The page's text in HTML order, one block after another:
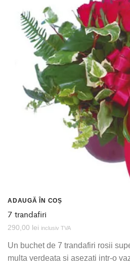
ADAUGĂ ÎN COȘ
7 trandafiri
290,00 lei inclusiv TVA
Un buchet de 7 trandafiri rosii
multa verdeata si asezati intr-o